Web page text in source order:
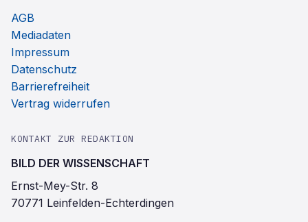
AGB
Mediadaten
Impressum
Datenschutz
Barrierefreiheit
Vertrag widerrufen
KONTAKT ZUR REDAKTION
BILD DER WISSENSCHAFT
Ernst-Mey-Str. 8
70771 Leinfelden-Echterdingen